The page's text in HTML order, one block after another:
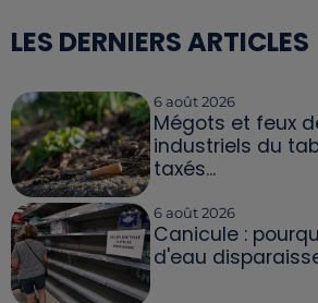
LES DERNIERS ARTICLES
6 août 2026
Mégots et feux
industriels du
taxés...
6 août 2026
Canicule :
d'eau